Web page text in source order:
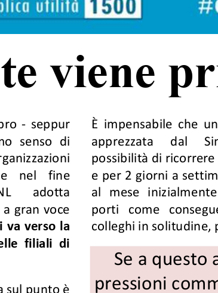
viene
- seppur
senso  di
nel    fine
adotta
gran voce
va verso la
filiali  di
sul punto è
È  impensabile  che
apprezzata
dal
possibilità di
e per 2 giorni a
al  mese
porti   come
colleghi in solitudine,
Se a questo
pressioni